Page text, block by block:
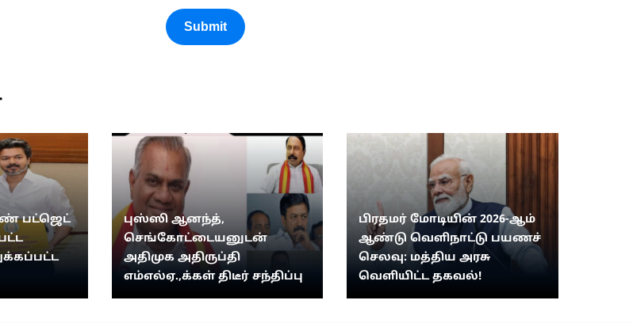
Submit
பட்ஜெட்
புஸ்ஸி ஆனந்த்,
செங்கோட்டையனுடன்
அதிமுக அதிருப்தி
எம்எல்ஏ.,க்கள் திடீர் சந்திப்பு
பிரதமர் மோடியின் 2026-ஆம்
ஆண்டு வெளிநாட்டு பயணச்
செலவு: மத்திய அரசு
வெளியிட்ட தகவல்!